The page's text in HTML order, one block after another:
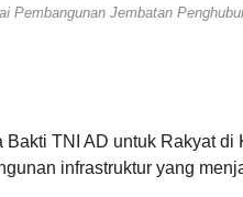
Pembangunan Jembatan
Bakti TNI AD untuk Rakyat
infrastruktur yang